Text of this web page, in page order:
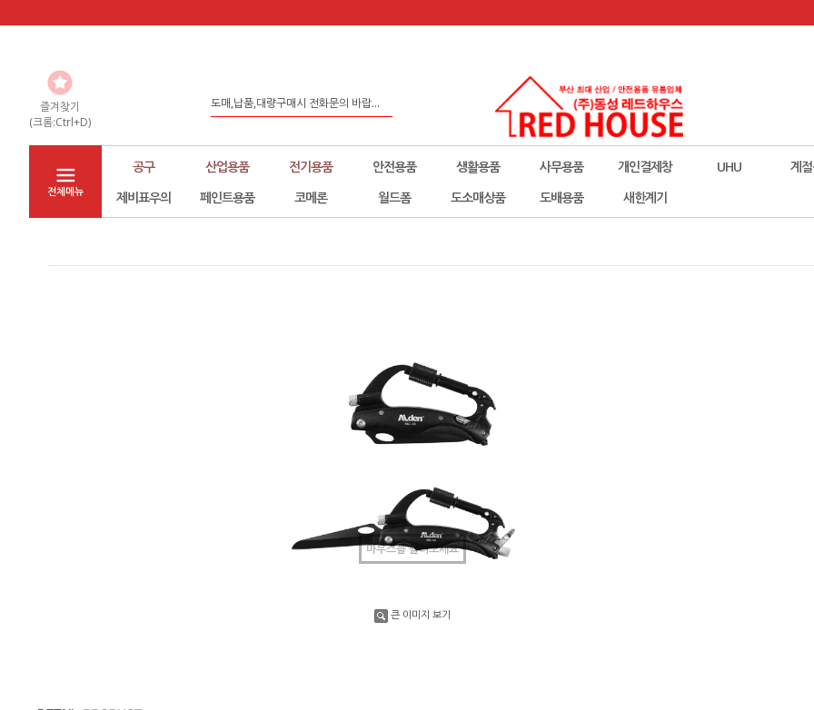
즐겨찾기
(크롬:Ctrl+D)
도매,납품,대량구매시 전화문의 바랍...
전체메뉴
공구 산업용품 전기용품 안전용품 생활용품 사무용품 개인결제창 UHU
계
제비표우의
페인트용품 코메론 월드폼 도소매상품 도배용품 새한계기
마우스를 올려보세요
큰 이미지 보기